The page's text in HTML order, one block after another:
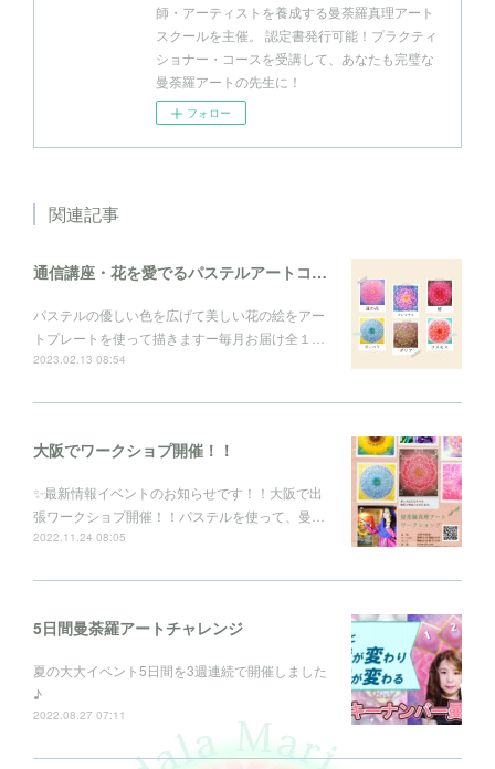
師・アーティストを養成する曼荼羅真理アート
スクールを主催。 認定書発行可能！プラクティ
ショナー・コースを受講して、あなたも完璧な
曼荼羅アートの先生に！
フォロー
関連記事
通信講座・花を愛でるパステルアートコレクション
パステルの優しい色を広げて美しい花の絵をアー
トプレートを使って描きますー毎月お届け全１…
2023.02.13 08:54
大阪でワークショプ開催！！
✨最新情報イベントのお知らせです！！大阪で出
張ワークショプ開催！！パステルを使って、曼…
2022.11.24 08:05
5日間曼荼羅アートチャレンジ
夏の大大イベント5日間を3週連続で開催しました
♪
2022.08.27 07:11